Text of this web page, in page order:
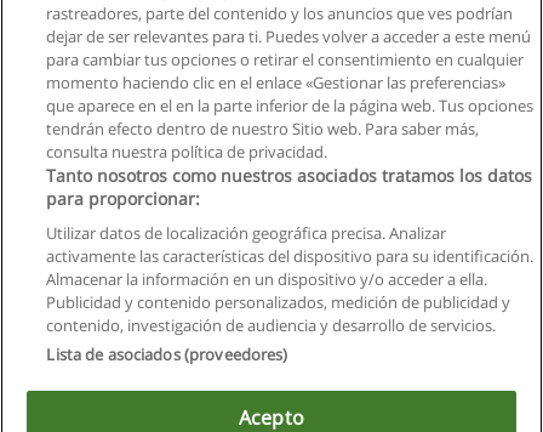
Reglas de uso
Privacidad de datos
rastreadores, parte del contenido y los anuncios que ves podrían
dejar de ser relevantes para ti. Puedes volver a acceder a este menú
para cambiar tus opciones o retirar el consentimiento en cualquier
momento haciendo clic en el enlace «Gestionar las preferencias»
que aparece en el en la parte inferior de la página web. Tus opciones
tendrán efecto dentro de nuestro Sitio web. Para saber más,
consulta nuestra política de privacidad.
Tanto nosotros como nuestros asociados tratamos los datos
para proporcionar:
Utilizar datos de localización geográfica precisa. Analizar
activamente las características del dispositivo para su identificación.
Almacenar la información en un dispositivo y/o acceder a ella.
Publicidad y contenido personalizados, medición de publicidad y
contenido, investigación de audiencia y desarrollo de servicios.
Lista de asociados (proveedores)
Acepto